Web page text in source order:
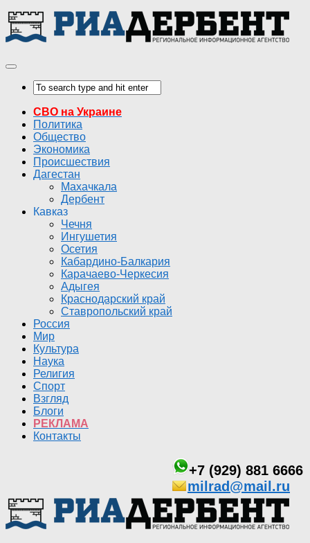
СВО на Украине
Политика
Общество
Экономика
Происшествия
Дагестан
Махачкала
Дербент
Кавказ
Чечня
Ингушетия
Осетия
Кабардино-Балкария
Карачаево-Черкесия
Адыгея
Краснодарский край
Ставропольский край
Россия
Мир
Культура
Наука
Религия
Спорт
Взгляд
Блоги
РЕКЛАМА
Контакты
+7 (929) 881 6666
milrad@mail.ru